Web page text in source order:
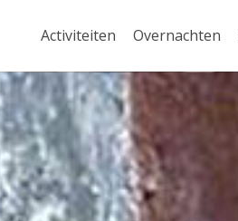
Activiteiten Overnachten